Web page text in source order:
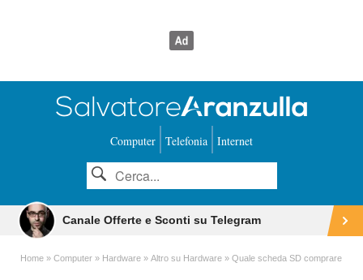
Computer Telefonia Internet
Canale Offerte e Sconti su Telegram
Home Computer Hardware Altro su Hardware Quale scheda SD comprare